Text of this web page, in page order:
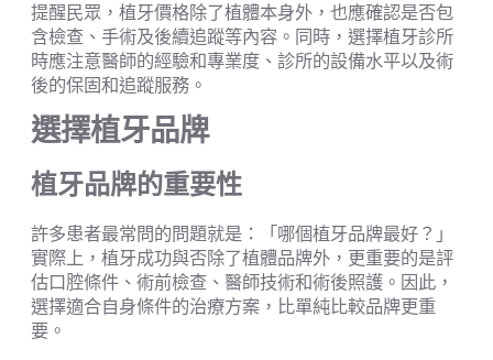
提醒民眾，植牙價格除了植體本身外，也應確認是否包
含檢查、手術及後續追蹤等內容。同時，選擇植牙診所
時應注意醫師的經驗和專業度、診所的設備水平以及術
後的保固和追蹤服務。
選擇植牙品牌
植牙品牌的重要性
許多患者最常問的問題就是：「哪個植牙品牌最好？」
實際上，植牙成功與否除了植體品牌外，更重要的是評
估口腔條件、術前檢查、醫師技術和術後照護。因此，
選擇適合自身條件的治療方案，比單純比較品牌更重
要。